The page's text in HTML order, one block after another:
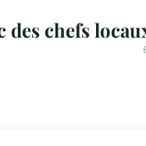
chefs